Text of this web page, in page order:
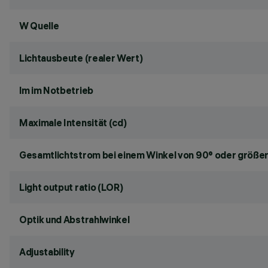
W Quelle
Lichtausbeute (realer Wert)
lm im Notbetrieb
Maximale Intensität (cd)
Gesamtlichtstrom bei einem Winkel von 90° oder
Light output ratio (LOR)
Optik und Abstrahlwinkel
Adjustability